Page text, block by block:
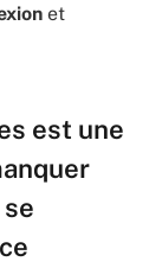
et
est une